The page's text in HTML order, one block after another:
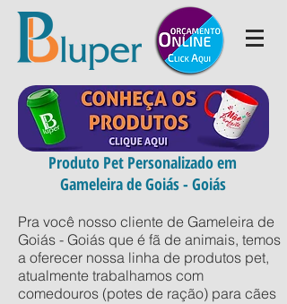
Produto Pet Personalizado em
Gameleira de Goiás - Goiás
Pra você nosso cliente de Gameleira de
Goiás - Goiás que é fã de animais, temos
a oferecer nossa linha de produtos pet,
atualmente trabalhamos com
comedouros (potes de ração) para cães